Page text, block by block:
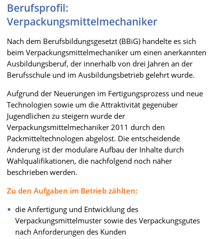
Berufsprofil:
Verpackungsmittelmechaniker
Nach dem Berufsbildungsgesetzt (BBiG) handelte es sich
beim Verpackungsmittelmechaniker um einen anerkannten
Ausbildungsberuf, der innerhalb von drei Jahren an der
Berufsschule und im Ausbildungsbetrieb gelehrt wurde.
Aufgrund der Neuerungen im Fertigungsprozess und neue
Technologien sowie um die Attraktivität gegenüber
Jugendlichen zu steigern wurde der
Verpackungsmittelmechaniker 2011 durch den
Packmitteltechnologen abgelöst. Die entscheidende
Änderung ist der modulare Aufbau der Inhalte durch
Wahlqualifikationen, die nachfolgend noch näher
beschrieben werden.
Zu den Aufgaben im Betrieb zählten:
die Anfertigung und Entwicklung des
Verpackungsmittelmuster sowie des Verpackungsgutes
nach Anforderungen des Kunden